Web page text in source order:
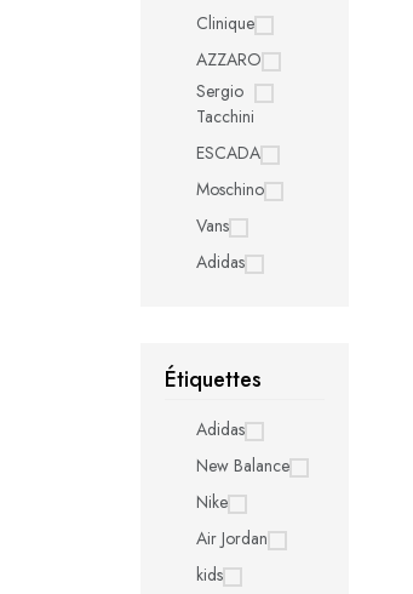
Clinique
AZZARO
Sergio
Tacchini
ESCADA
Moschino
Vans
Adidas
Étiquettes
Adidas
New Balance
Nike
Air Jordan
kids